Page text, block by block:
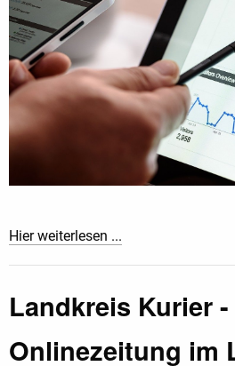
Hier weiterlesen ...
Landkreis Kurier
Onlinezeitung im